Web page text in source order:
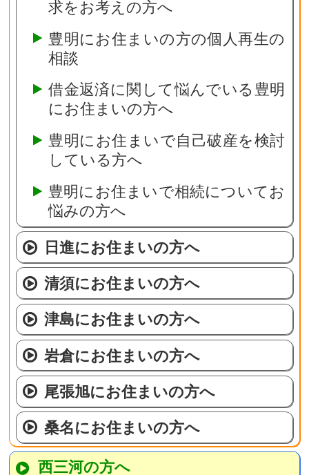
求をお考えの方へ
豊明にお住まいの方の個人再生の
相談
借金返済に関して悩んでいる豊明
にお住まいの方へ
豊明にお住まいで自己破産を検討
している方へ
豊明にお住まいで相続についてお
悩みの方へ
日進にお住まいの方へ
清須にお住まいの方へ
津島にお住まいの方へ
岩倉にお住まいの方へ
尾張旭にお住まいの方へ
桑名にお住まいの方へ
西三河の方へ